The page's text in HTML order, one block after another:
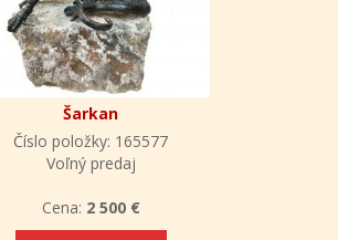
Šarkan
Číslo položky: 165577
Voľný predaj
Cena: 2 500 €